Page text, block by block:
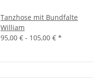
Tanzhose mit Bundfalte
William
95,00 € - 105,00 € *